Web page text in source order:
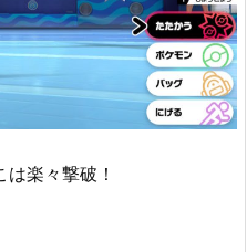
は楽々撃破！